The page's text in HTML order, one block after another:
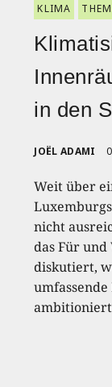
KLIMA
in den
JOËL ADAMI
Weit über
nicht
das Für
diskutiert,